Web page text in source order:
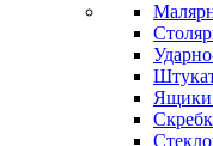
Ящики